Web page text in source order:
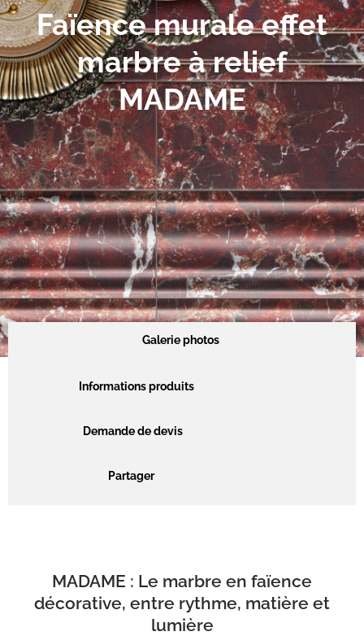
Faïence murale effet
marbre à relief
MADAME
Galerie photos
Informations produits
Demande de devis
Partager
MADAME : Le marbre en faïence
décorative, entre rythme, matière et
lumière